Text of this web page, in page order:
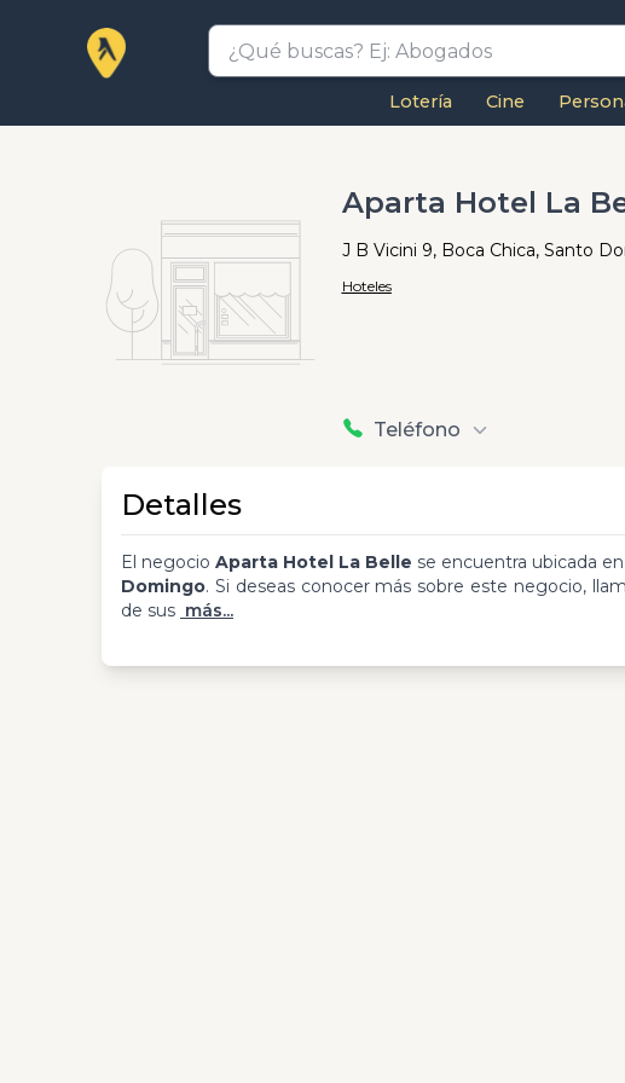
Lotería Cine
Aparta Hotel La
J B Vicini 9, Boca Chica, Santo
Hoteles
Teléfono
Detalles
El negocio Aparta Hotel La Belle se encuentra ubicada
Domingo. Si deseas conocer más sobre este negocio,
de sus más...